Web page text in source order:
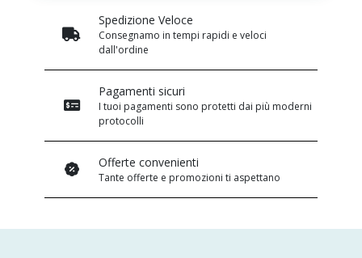
Spedizione Veloce
Consegnamo in tempi rapidi e veloci
dall'ordine
Pagamenti sicuri
I tuoi pagamenti sono protetti dai più moderni
protocolli
Offerte convenienti
Tante offerte e promozioni ti aspettano